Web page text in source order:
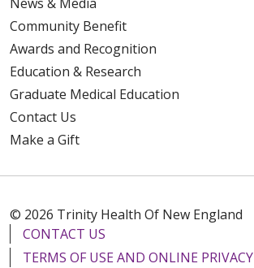
Community Benefit
Awards and Recognition
Education & Research
Graduate Medical Education
Contact Us
Make a Gift
© 2026 Trinity Health Of New England
CONTACT US
TERMS OF USE AND ONLINE PRIVACY